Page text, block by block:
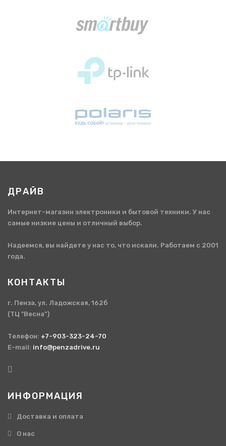
ДРАЙВ
Интернет-магазин электроники и бытовой техники. У нас
самые низкие цены и отличный выбор.
Надеемся, вы найдете у нас то, что искали. Работаем с 2001
года.
КОНТАКТЫ
г. Пенза, ул. Ладожская, 162б
(ТЦ "Весна")
Телефон: +7-903-323-24-70
E-mail: info@penzadrive.ru
ИНФОРМАЦИЯ
Доставка и оплата
О нас